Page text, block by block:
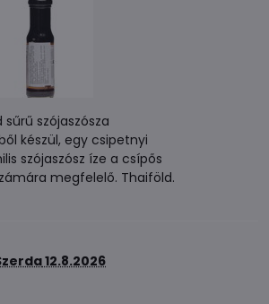
sűrű szójaszósza
készül, egy csipetnyi
szójaszósz íze a csípős
megfelelő. Thaiföld.
12.8.2026